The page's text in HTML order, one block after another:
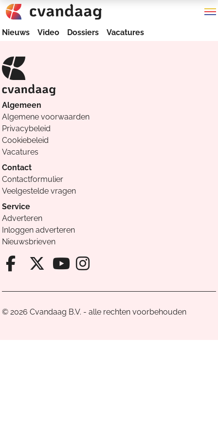
Nieuws Video Dossiers Vacatures
Algemeen
Algemene voorwaarden
Privacybeleid
Cookiebeleid
Vacatures
Contact
Contactformulier
Veelgestelde vragen
Service
Adverteren
Inloggen adverteren
Nieuwsbrieven
Facebook van Cvandaag
X van Cvandaag
Instagram van
© 2026 Cvandaag B.V. - alle rechten voorbehouden